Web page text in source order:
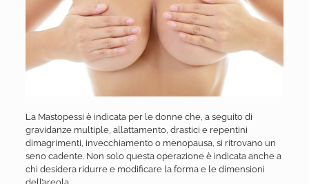
La Mastopessi è indicata per le donne che, a seguito di
gravidanze multiple, allattamento, drastici e repentini
dimagrimenti, invecchiamento o menopausa, si ritrovano un
seno cadente. Non solo questa operazione è indicata anche a
chi desidera ridurre e modificare la forma e le dimensioni